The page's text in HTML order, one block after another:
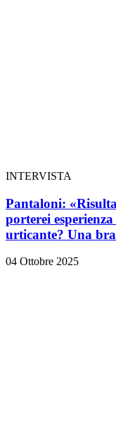
INTERVISTA
Pantaloni:
porterei
urticante? Una
04 Ottobre 2025